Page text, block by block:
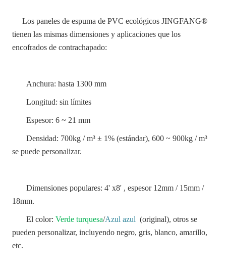
Los paneles de espuma de PVC ecológicos JINGFANG®
tienen las mismas dimensiones y aplicaciones que los
encofrados de contrachapado:
Anchura: hasta 1300 mm
Longitud: sin límites
Espesor: 6 ~ 21 mm
Densidad: 700kg / m³ ± 1% (estándar), 600 ~ 900kg / m³
se puede personalizar.
Dimensiones populares: 4' x8' , espesor 12mm / 15mm /
18mm.
El color:Verde turquesa/Azul azul (original), otros se
pueden personalizar, incluyendo negro, gris, blanco, amarillo,
etc.